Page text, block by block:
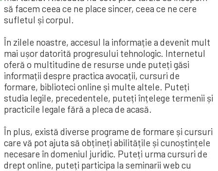
să facem ceea ce ne place sincer, ceea ce ne cere
sufletul și corpul.
În zilele noastre, accesul la informație a devenit mult
mai ușor datorită progresului tehnologic. Internetul
oferă o multitudine de resurse unde puteți găsi
informații despre practica avocații, cursuri de
formare, biblioteci online și multe altele. Puteți
studia legile, precedentele, puteți înțelege termenii și
practicile legale fără a pleca de acasă.
În plus, există diverse programe de formare și cursuri
care vă pot ajuta să obțineți abilitățile și cunoștințele
necesare în domeniul juridic. Puteți urma cursuri de
drept online, puteți participa la seminarii web cu